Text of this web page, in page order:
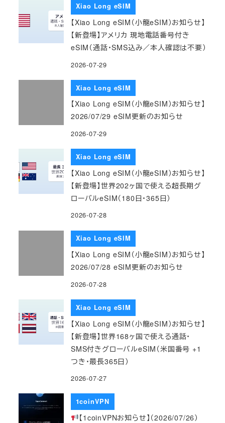
Xiao Long eSIM
【Xiao Long eSIM（小龍eSIM）お知らせ】
【新登場】アメリカ 現地電話番号付き
eSIM（通話・SMS込み／本人確認は不要）
2026-07-29
Xiao Long eSIM
【Xiao Long eSIM（小龍eSIM）お知らせ】
2026/07/29 eSIM更新のお知らせ
2026-07-29
Xiao Long eSIM
【Xiao Long eSIM（小龍eSIM）お知らせ】
【新登場】世界202ヶ国で使える超長期グ
ローバルeSIM（180日・365日）
2026-07-28
Xiao Long eSIM
【Xiao Long eSIM（小龍eSIM）お知らせ】
2026/07/28 eSIM更新のお知らせ
2026-07-28
Xiao Long eSIM
【Xiao Long eSIM（小龍eSIM）お知らせ】
【新登場】世界168ヶ国で使える通話・
SMS付きグローバルeSIM（米国番号 +1
つき・最長365日）
2026-07-27
1coinVPN
【1coinVPNお知らせ】（2026/07/26）